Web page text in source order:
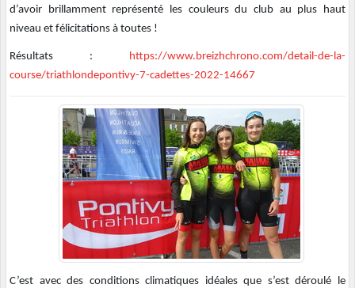
d’avoir brillamment représenté les couleurs du club au plus haut
niveau et félicitations à toutes !
Résultats :
https://www.breizhchrono.com/detail-de-la-
course/triathlondepontivy-7-cadettes-2022-14667
C’est avec des conditions climatiques idéales que s’est déroulé le